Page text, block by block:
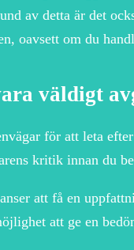
av detta är det
oavsett om du
väldigt
för att leta
kritik innan du
att få en
att ge en